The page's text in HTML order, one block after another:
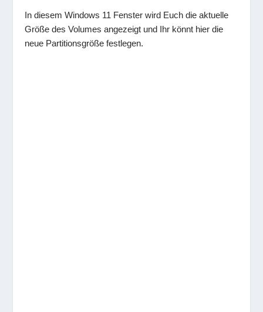
In diesem Windows 11 Fenster wird Euch die aktuelle
Größe des Volumes angezeigt und Ihr könnt hier die
neue Partitionsgröße festlegen.